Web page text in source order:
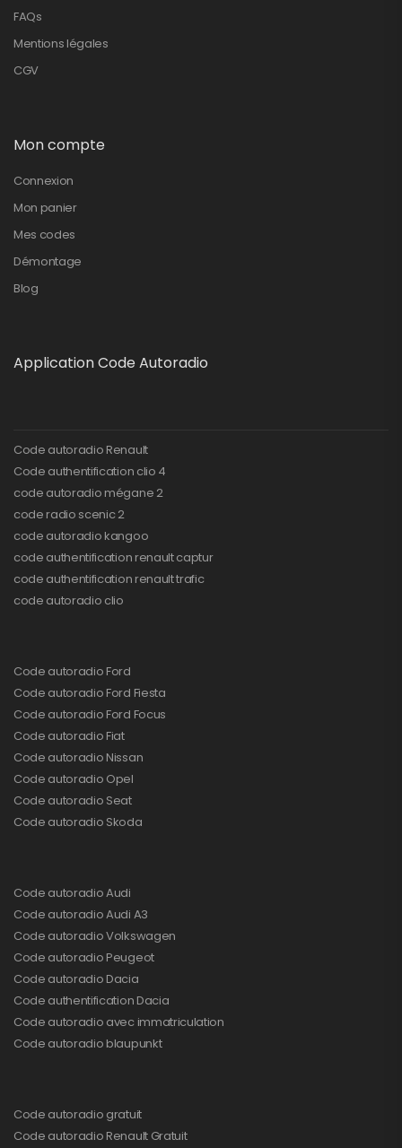
FAQs
Mentions légales
CGV
Mon compte
Connexion
Mon panier
Mes codes
Démontage
Blog
Application Code Autoradio
Code autoradio Renault
Code authentification clio 4
code autoradio mégane 2
code radio scenic 2
code autoradio kangoo
code authentification renault captur
code authentification renault trafic
code autoradio clio
Code autoradio Ford
Code autoradio Ford Fiesta
Code autoradio Ford Focus
Code autoradio Fiat
Code autoradio Nissan
Code autoradio Opel
Code autoradio Seat
Code autoradio Skoda
Code autoradio Audi
Code autoradio Audi A3
Code autoradio Volkswagen
Code autoradio Peugeot
Code autoradio Dacia
Code authentification Dacia
Code autoradio avec immatriculation
Code autoradio blaupunkt
Code autoradio gratuit
Code autoradio Renault Gratuit